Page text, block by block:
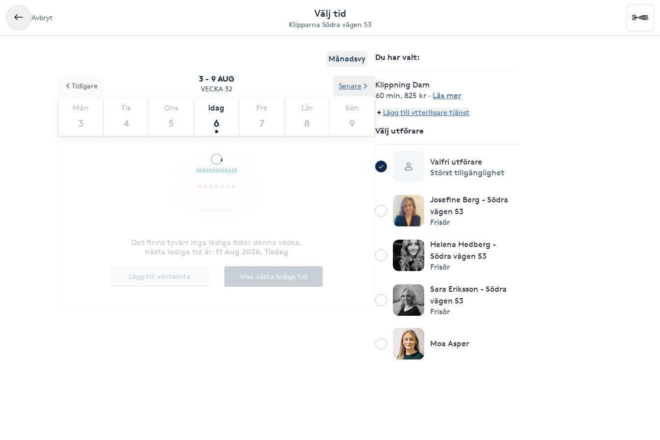
Avbryt Välj tid
Klipparna Södra vägen 53
Månadsvy
3 - 9 AUG
VECKA 32
Mån
3
Tis
4
Ons
5
Idag
6
Fre
7
Lör
8
Sön
9
Tidigare Senare
Det finns tyvärr inga lediga tider denna vecka,
nästa lediga tid är: 11 Aug 2026, Tisdag
Lägg till väntelista Visa nästa lediga tid
Du har valt:
Klippning Dam
60 min,825 kr · Läs mer
Lägg till ytterligare tjänst
Välj utförare
Valfri utförare
Störst tillgänglighet
Josefine Berg - Södra
vägen 53
Frisör
Helena Hedberg -
Södra vägen 53
Frisör
Sara Eriksson - Södra
vägen 53
Frisör
Moa Asper